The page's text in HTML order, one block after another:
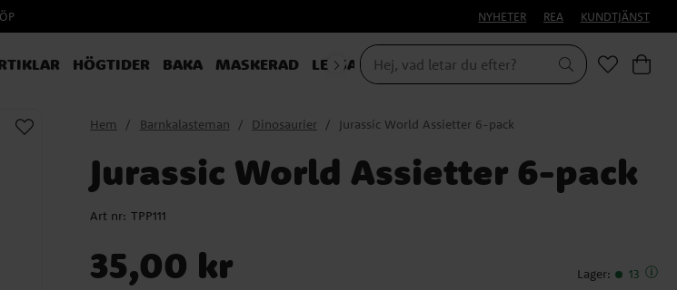
NYHETER REA KUNDTJÄNST
HÖGTIDER BAKA MASKERAD LEKSAKER & PRESENTER
Hem Barnkalasteman Dinosaurier Jurassic World Assietter 6-pack
Jurassic World Assietter 6-pack
Art nr: TPP111
35,00 kr Lager: 13